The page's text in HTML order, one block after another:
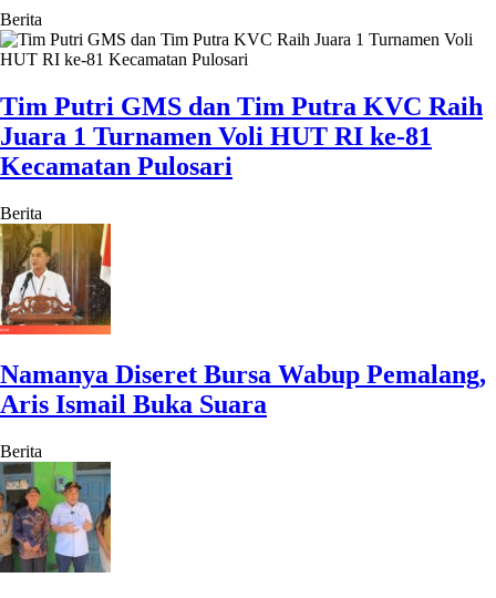
Berita
Tim Putri GMS dan Tim Putra KVC Raih
Juara 1 Turnamen Voli HUT RI ke-81
Kecamatan Pulosari
Berita
Namanya Diseret Bursa Wabup Pemalang,
Aris Ismail Buka Suara
Berita